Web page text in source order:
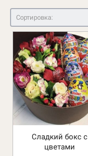
Сортировка:
Сладкий бокс с
цветами